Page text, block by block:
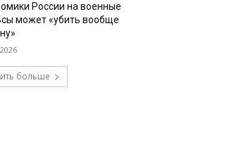
России на военные
может «убить вообще
больше